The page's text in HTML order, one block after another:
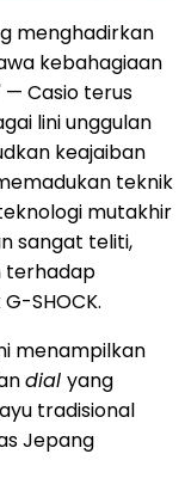
menghadirkan
kebahagiaan
Casio terus
lini unggulan
keajaiban
teknik
mutakhir
sangat teliti,
terhadap
SHOCK.
menampilkan
dial yang
tradisional
Jepang